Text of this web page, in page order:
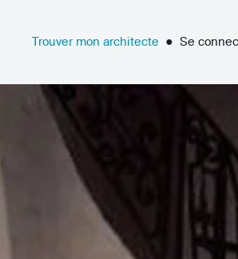
Trouver mon architecte ● Se